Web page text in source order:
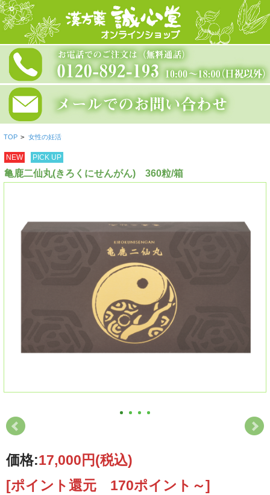
TOP > 女性の妊活
NEW PICK UP
亀鹿二仙丸(きろくにせんがん) 360粒/箱
価格:17,000円(税込)
[ポイント還元 170ポイント～]